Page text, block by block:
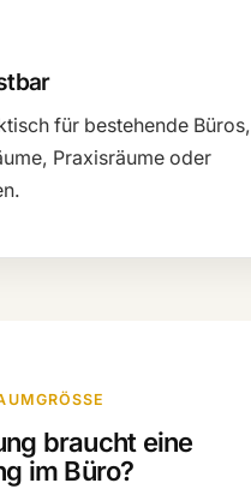
für bestehende Büros,
Praxisräume oder
braucht eine
im Büro?